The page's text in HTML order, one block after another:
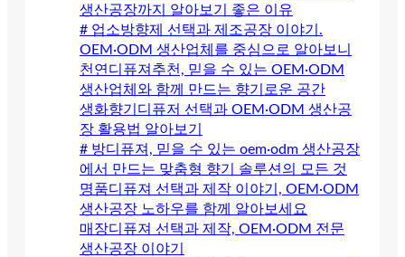
생산공장까지 알아보기 좋은 이유
# 업소방향제 선택과 제조공장 이야기.
OEM·ODM 생산업체를 중심으로 알아보니
천연디퓨져추천, 믿을 수 있는 OEM·ODM
생산업체와 함께 만드는 향기로운 공간
생화향기디퓨저 선택과 OEM·ODM 생산공
장 활용법 알아보기
# 방디퓨져, 믿을 수 있는 oem·odm 생산공장
에서 만드는 맞춤형 향기 솔루션의 모든 것
명품디퓨져 선택과 제작 이야기, OEM·ODM
생산공장 노하우를 함께 알아보세요
매장디퓨져 선택과 제작, OEM·ODM 전문
생산공장 이야기